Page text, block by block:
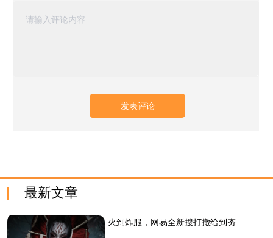
最新文章
火到炸服，网易全新搜打撤给到夯